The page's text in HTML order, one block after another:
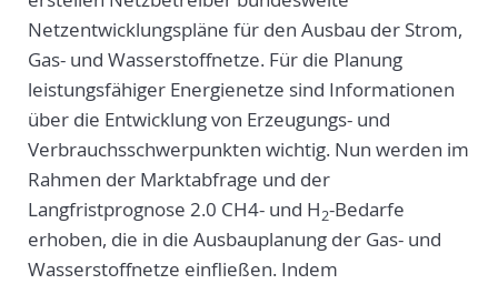
Netzentwicklungspläne für den Ausbau der Strom,
Gas- und Wasserstoffnetze. Für die Planung
leistungsfähiger Energienetze sind Informationen
über die Entwicklung von Erzeugungs- und
Verbrauchsschwerpunkten wichtig. Nun werden im
Rahmen der Marktabfrage und der
Langfristprognose 2.0 CH4- und H2-Bedarfe
erhoben, die in die Ausbauplanung der Gas- und
Wasserstoffnetze einfließen. Indem